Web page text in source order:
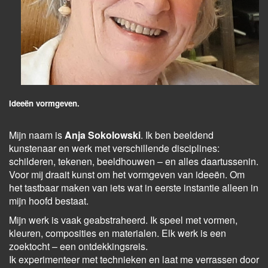
Ideeën vormgeven.
Mijn naam isAnja Sokolowski. Ik ben beeldend
kunstenaar en werk met verschillende disciplines:
schilderen, tekenen, beeldhouwen – en alles daartussenin.
Voor mij draait kunst om het vormgeven van ideeën. Om
het tastbaar maken van iets wat in eerste instantie alleen in
mijn hoofd bestaat.
Mijn werk is vaak geabstraheerd. Ik speel met vormen,
kleuren, composities en materialen. Elk werk is een
zoektocht – een ontdekkingsreis.
Ik experimenteer met technieken en laat me verrassen door